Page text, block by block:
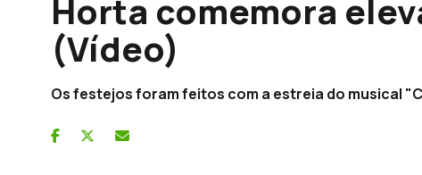
Horta comemora
(Vídeo)
Os festejos foram feitos com a estreia do musical